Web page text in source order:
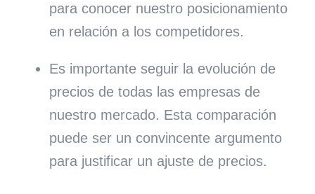
para conocer nuestro posicionamiento
en relación a los competidores.
Es importante seguir la evolución de
precios de todas las empresas de
nuestro mercado. Esta comparación
puede ser un convincente argumento
para justificar un ajuste de precios.